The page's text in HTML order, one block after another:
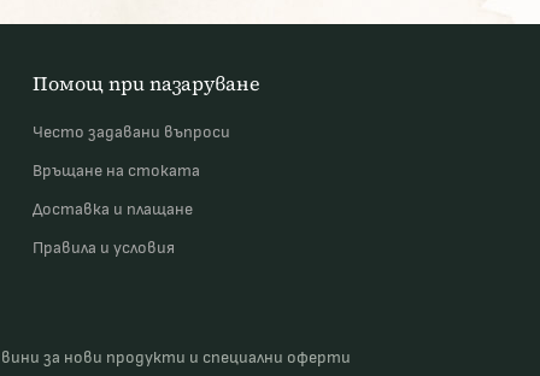
Помощ при пазаруване
Често задавани въпроси
Връщане на стоката
Доставка и плащане
Правила и условия
за нови продукти и специални оферти